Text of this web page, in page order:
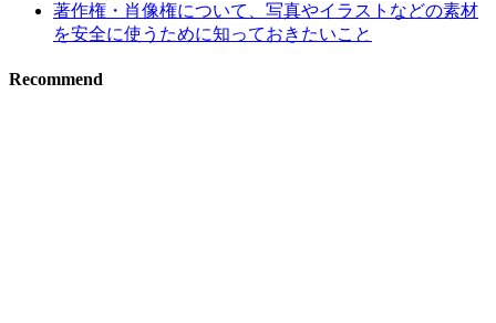
著作権・肖像権について、写真やイラストなどの素材
を安全に使うために知っておきたいこと
Recommend